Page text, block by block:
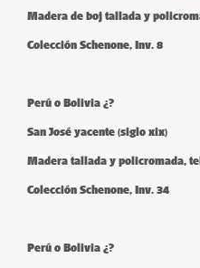
Madera de boj tallada y
Colección Schenone, Inv. 8
Perú o Bolivia ¿?
San José yacente (siglo xix)
Madera tallada y policromada,
Colección Schenone, Inv. 34
Perú o Bolivia ¿?